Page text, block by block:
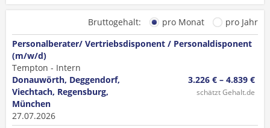
Bruttogehalt: pro Monat
pro Jahr
Personalberater/ Vertriebsdisponent / Personaldisponent
(m/w/d)
Tempton - Intern
Donauwörth, Deggendorf,
Viechtach, Regensburg,
München
27.07.2026
3.226 € – 4.839 €
schätzt Gehalt.de